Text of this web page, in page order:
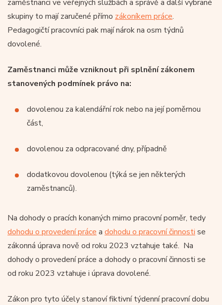
zaměstnanci ve veřejných službách a správě a další vybrané
skupiny to mají zaručené přímo zákoníkem práce.
Pedagogičtí pracovníci pak mají nárok na osm týdnů
dovolené.
Zaměstnanci může vzniknout při splnění zákonem
stanovených podmínek právo na:
dovolenou za kalendářní rok nebo na její poměrnou
část,
dovolenou za odpracované dny, případně
dodatkovou dovolenou (týká se jen některých
zaměstnanců).
Na dohody o pracích konaných mimo pracovní poměr, tedy
dohodu o provedení práce a dohodu o pracovní činnosti se
zákonná úprava nově od roku 2023 vztahuje také. Na
dohody o provedení práce a dohody o pracovní činnosti se
od roku 2023 vztahuje i úprava dovolené.
Zákon pro tyto účely stanoví fiktivní týdenní pracovní dobu